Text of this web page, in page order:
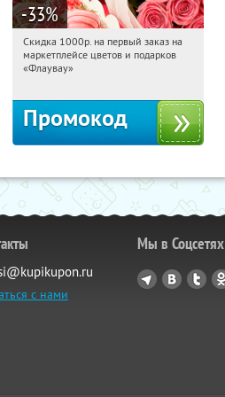
-33%
20:17:17 Получили:
Россия
Скидка 1000р. на первый заказ на
маркетплейсе цветов и подарков
«Флаувау»
Промокод
с нами
Мы в Соцсетях